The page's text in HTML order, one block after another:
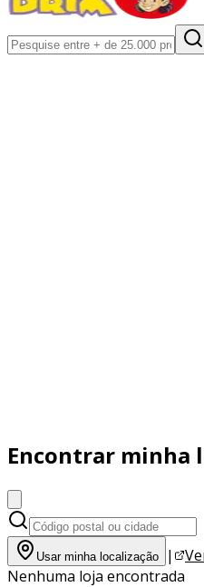
Encontrar minha
Usar minha localização |
Nenhuma loja encontrada